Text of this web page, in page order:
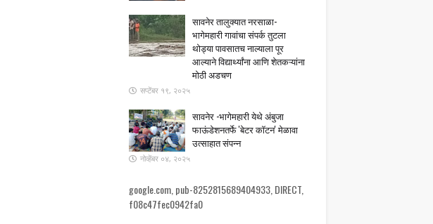
सावनेर तालुक्यात नरसाळा-
भागेमहारी गावांचा संपर्क तुटला ​
थोड्या पावसातच नाल्याला पूर
आल्याने विद्यार्थ्यांना आणि शेतकऱ्यांना
मोठी अडचण
सप्टेंबर १९, २०२५
सावनेर -भागेमहारी येथे अंबुजा
फाऊंडेशनतर्फे 'बेटर कॉटन' मेळावा
उत्साहात संपन्न
नोव्हेंबर ०४, २०२५
google.com, pub-8252815689404933, DIRECT,
f08c47fec0942fa0